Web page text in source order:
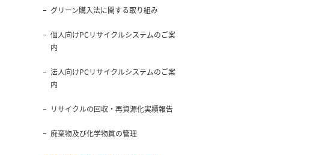
グリーン購入法に関する取り組み
個人向けPCリサイクルシステムのご案
内
法人向けPCリサイクルシステムのご案
内
リサイクルの回収・再資源化実績報告
廃棄物及び化学物質の管理